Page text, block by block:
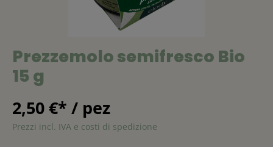
Prezzemolo semifresco Bio
15 g
2,50 €* / pez
Prezzi incl. IVA e costi di spedizione